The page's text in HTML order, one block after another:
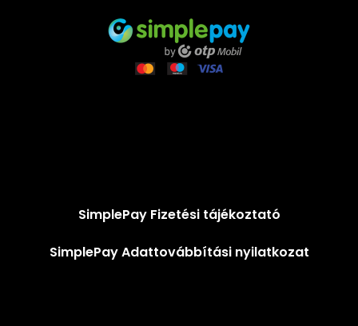
SimplePay Fizetési tájékoztató
SimplePay Adattovábbítási nyilatkozat